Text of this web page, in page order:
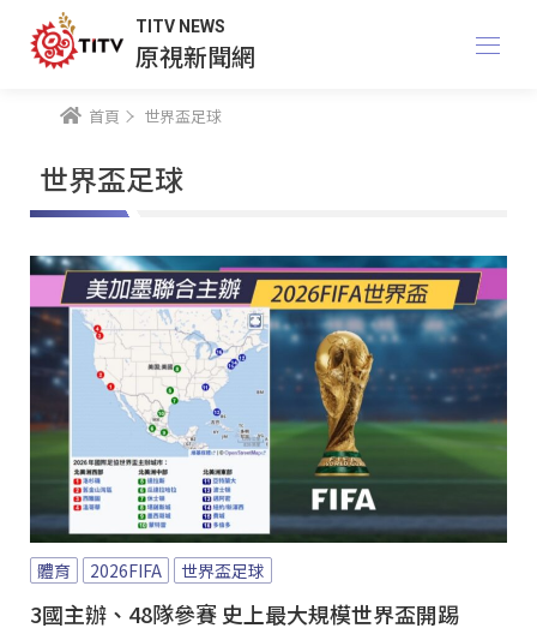
TITV NEWS
原視新聞網
首頁 世界盃足球
世界盃足球
體育 2026FIFA 世界盃足球
3國主辦、48隊參賽 史上最大規模世界盃開踢